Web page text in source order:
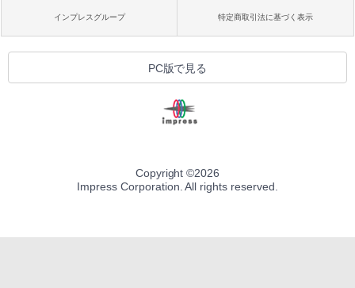
インプレスグループ 特定商取引法に基づく表示
PC版で見る
Copyright ©2026
Impress Corporation. All rights reserved.